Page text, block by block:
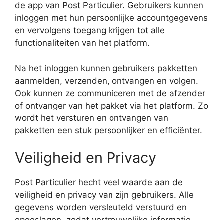
de app van Post Particulier. Gebruikers kunnen
inloggen met hun persoonlijke accountgegevens
en vervolgens toegang krijgen tot alle
functionaliteiten van het platform.
Na het inloggen kunnen gebruikers pakketten
aanmelden, verzenden, ontvangen en volgen.
Ook kunnen ze communiceren met de afzender
of ontvanger van het pakket via het platform. Zo
wordt het versturen en ontvangen van
pakketten een stuk persoonlijker en efficiënter.
Veiligheid en Privacy
Post Particulier hecht veel waarde aan de
veiligheid en privacy van zijn gebruikers. Alle
gegevens worden versleuteld verstuurd en